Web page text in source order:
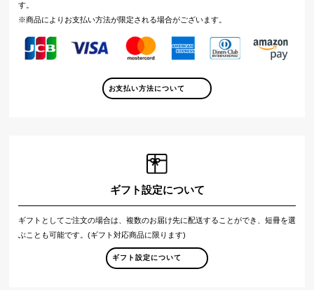
す。
※商品によりお支払い方法が限定される場合がございます。
お支払い方法について
ギフト設定について
ギフトとしてご注文の場合は、複数のお届け先に配送することができ、短冊を選
ぶことも可能です。(ギフト対応商品に限ります)
ギフト設定について